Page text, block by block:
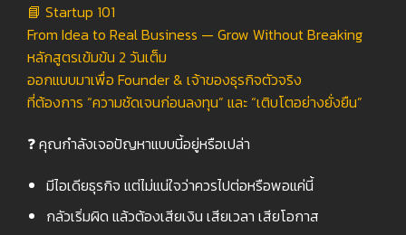
📘 Startup 101
From Idea to Real Business — Grow Without Breaking
หลักสูตรเข้มข้น 2 วันเต็ม
ออกแบบมาเพื่อ Founder & เจ้าของธุรกิจตัวจริง
ที่ต้องการ “ความชัดเจนก่อนลงทุน” และ “เติบโตอย่างยั่งยืน”
❓ คุณกำลังเจอปัญหาแบบนี้อยู่หรือเปล่า
มีไอเดียธุรกิจ แต่ไม่แน่ใจว่าควรไปต่อหรือพอแค่นี้
กลัวเริ่มผิด แล้วต้องเสียเงิน เสียเวลา เสียโอกาส